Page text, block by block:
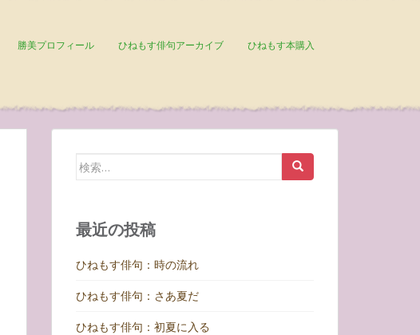
勝美プロフィール ひねもす俳句アーカイブ ひねもす本購入
検
最近の投稿
ひねもす俳句：時の流れ
ひねもす俳句：さあ夏だ
ひねもす俳句：初夏に入る